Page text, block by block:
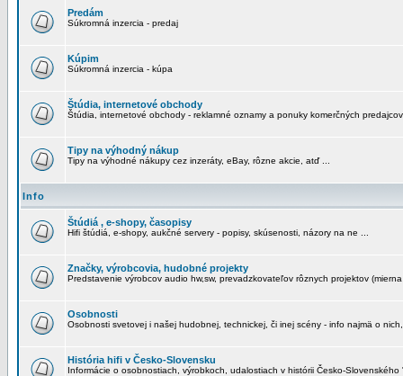
Predám
Súkromná inzercia - predaj
Kúpim
Súkromná inzercia - kúpa
Štúdia, internetové obchody
Štúdia, internetové obchody - reklamné oznamy a ponuky komerčných predajcov
Tipy na výhodný nákup
Tipy na výhodné nákupy cez inzeráty, eBay, rôzne akcie, atď ...
Info
Štúdiá , e-shopy, časopisy
Hifi štúdiá, e-shopy, aukčné servery - popisy, skúsenosti, názory na ne ...
Značky, výrobcovia, hudobné projekty
Predstavenie výrobcov audio hw,sw, prevadzkovateľov rôznych projektov
Osobnosti
Osobnosti svetovej i našej hudobnej, technickej, či inej scény - info najmä o
História hifi v Česko-Slovensku
Informácie o osobnostiach, výrobkoch, udalostiach v histórii Česko-Slovenského